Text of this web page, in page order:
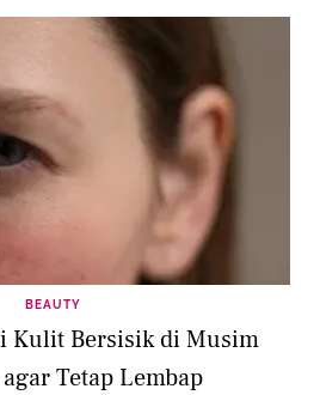
BEAUTY
Kulit Bersisik di Musim
Tetap Lembap